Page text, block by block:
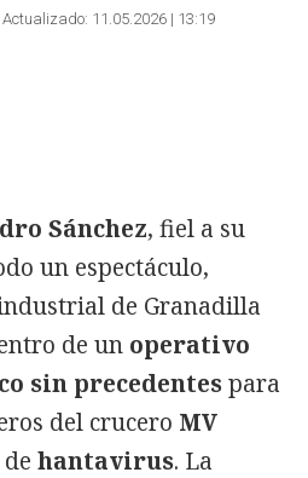
Actualizado: 11.05.2026 | 13:19
Sánchez, fiel a su
un espectáculo,
de Granadilla
de un operativo
sin precedentespara
del crucero MV
hantavirus. La